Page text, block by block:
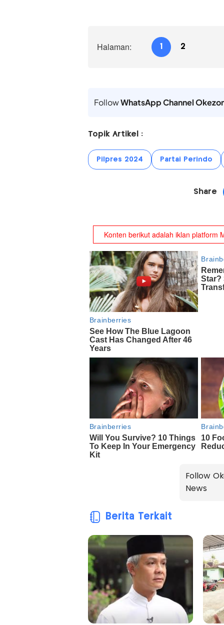
Halaman: 1 2
FollowWhatsApp Channel
Topik Artikel :
Pilpres 2024 Partai Perindo
Share
Follow
News
Berita Terkait